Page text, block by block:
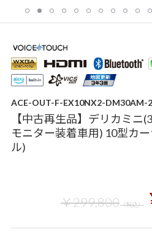
ACE-OUT-F-EX10NX2-DM30AM-
【中古再生品】デリカミニ
モニター装着車用) 10型カ
ル)
￥299,800（税込）